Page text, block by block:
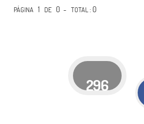
PÁGINA 1 DE 0 -TOTAL: 0
296